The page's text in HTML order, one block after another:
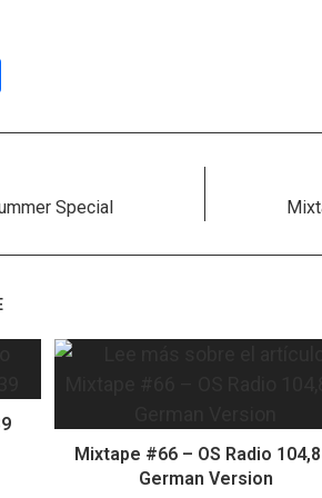
m
ar
tir
Special
Mixtape #66 – OS Radio
German Version